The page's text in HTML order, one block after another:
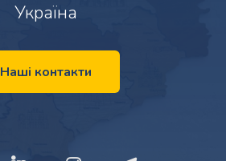
Україна
Наші контакти